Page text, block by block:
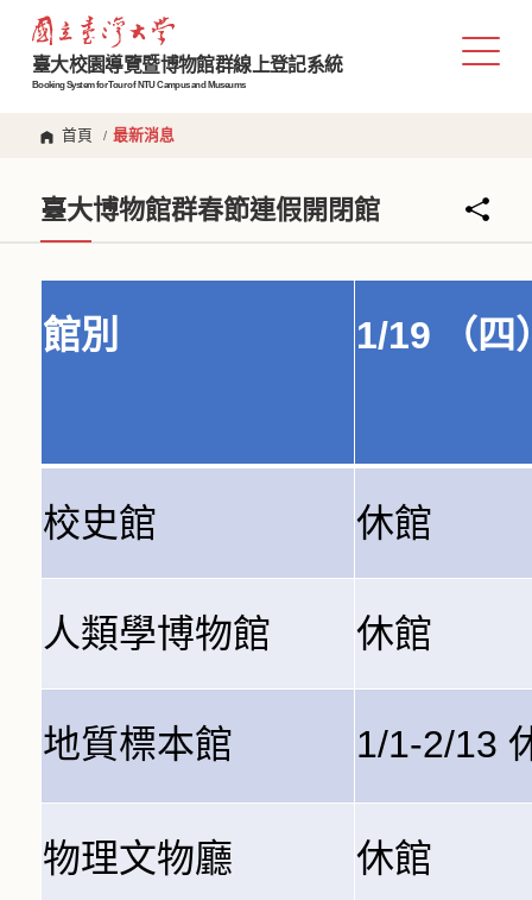
臺大校園導覽暨博物館群線上登記系統
Booking System for Tour of NTU Campus and Museums
首頁 / 最新消息
臺大博物館群春節連假開閉館
館別 1/19 （ 四
校史館 休館
人類學博物館 休館
地質標本館 1/1-2/13
物理文物廳 休館